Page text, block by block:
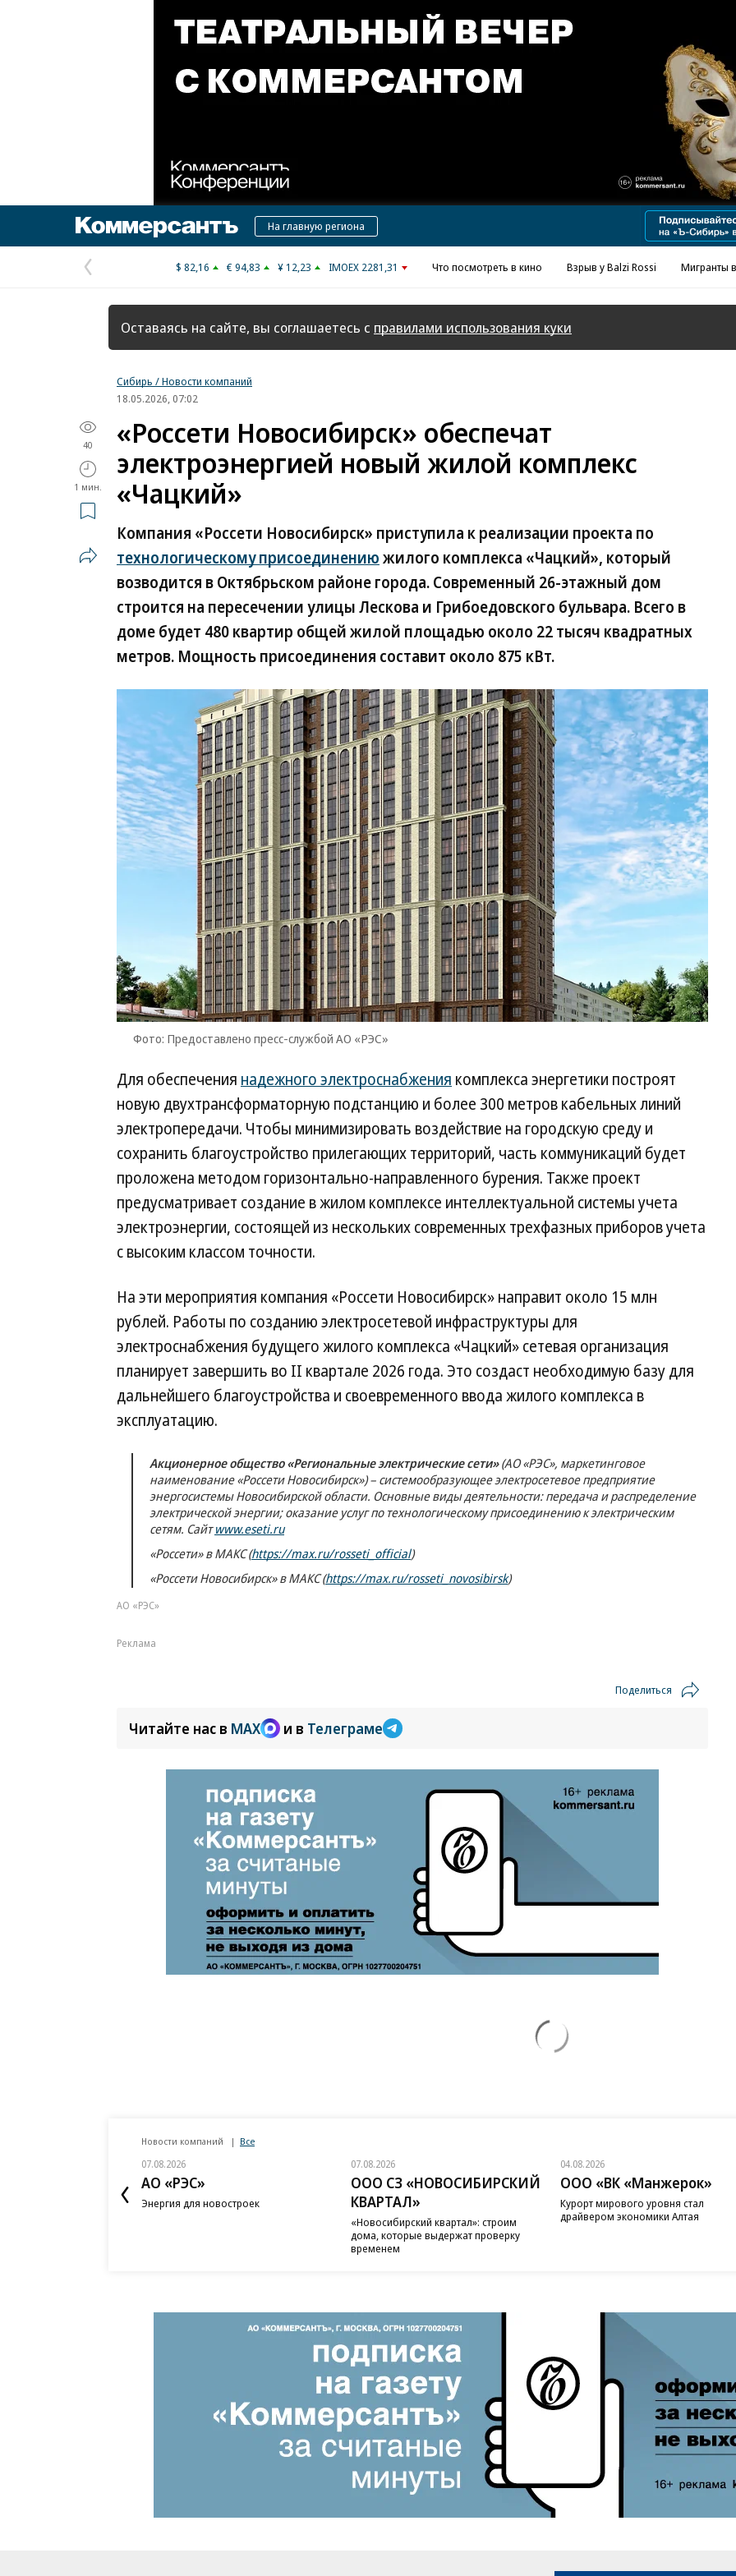
КоммерсантъНа главную региона
Предыдущая
страница
$ 82,16 € 94,83 ¥ 12,23 IMOEX 2281,31 Что посмотреть в кино Взрыв у Balzi Rossi Мигранты
Оставаясь на сайте, вы соглашаетесь с правилами использования куки
Сибирь / Новости компаний
18.05.2026, 07:02
40
1 мин.
«Россети Новосибирск» обеспечат
электроэнергией новый жилой комплекс
«Чацкий»
Компания «Россети Новосибирск» приступила к реализации проекта по
технологическому присоединениюжилого комплекса «Чацкий», который
возводится в Октябрьском районе города. Современный 26-этажный дом
строится на пересечении улицы Лескова и Грибоедовского бульвара. Всего в
доме будет 480 квартир общей жилой площадью около 22 тысяч квадратных
метров. Мощность присоединения составит около 875 кВт.
Фото: Предоставлено пресс-службой АО «РЭС»
Для обеспечения надежного электроснабжения комплекса энергетики построят
новую двухтрансформаторную подстанцию и более 300 метров кабельных линий
электропередачи. Чтобы минимизировать воздействие на городскую среду и
сохранить благоустройство прилегающих территорий, часть коммуникаций будет
проложена методом горизонтально-направленного бурения. Также проект
предусматривает создание в жилом комплексе интеллектуальной системы учета
электроэнергии, состоящей из нескольких современных трехфазных приборов учета
с высоким классом точности.
На эти мероприятия компания «Россети Новосибирск» направит около 15 млн
рублей. Работы по созданию электросетевой инфраструктуры для
электроснабжения будущего жилого комплекса «Чацкий» сетевая организация
планирует завершить во II квартале 2026 года. Это создаст необходимую базу для
дальнейшего благоустройства и своевременного ввода жилого комплекса в
эксплуатацию.
Акционерное общество «Региональные электрические сети»(АО «РЭС», маркетинговое
наименование «Россети Новосибирск») – системообразующее электросетевое предприятие
энергосистемы Новосибирской области. Основные виды деятельности: передача и распределение
электрической энергии; оказание услуг по технологическому присоединению к электрическим
сетям. Сайтwww.eseti.ru
«Россети» в MAКС (https://max.ru/rosseti_official)
«Россети Новосибирск» в MAКС (https://max.ru/rosseti_novosibirsk)
АО «РЭС»
Реклама
Поделиться
Читайте нас в MAX и в Телеграме
Новости компаний Все
07.08.2026
АО «РЭС»
Энергия для новостроек
07.08.2026
ООО СЗ «НОВОСИБИРСКИЙ
КВАРТАЛ»
«Новосибирский квартал»: строим
дома, которые выдержат проверку
временем
04.08.2026
ООО «ВК «Манжерок»
Курорт мирового уровня стал
драйвером экономики Алтая